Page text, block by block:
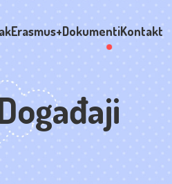
Erasmus+DokumentiKontakt